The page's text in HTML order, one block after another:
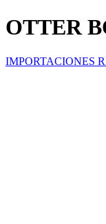
OTTER
IMPORTACIONES